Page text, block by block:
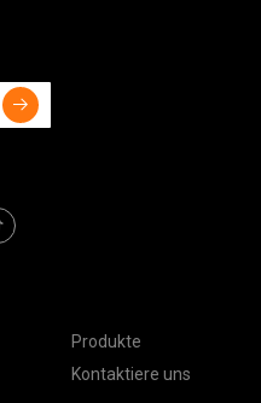
Produkte
Kontaktiere uns